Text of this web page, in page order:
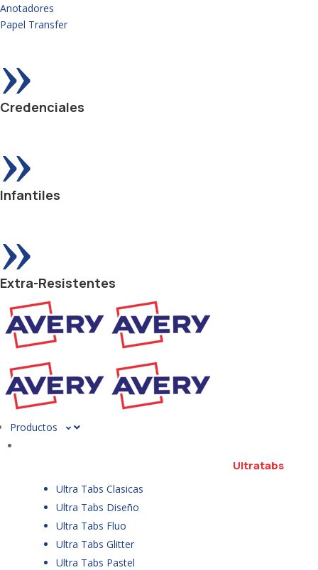
Anotadores
Papel Transfer
»
Credenciales
»
Infantiles
»
Extra-Resistentes
Productos
Ultratabs
Ultra Tabs Clasicas
Ultra Tabs Diseño
Ultra Tabs Fluo
Ultra Tabs Glitter
Ultra Tabs Pastel